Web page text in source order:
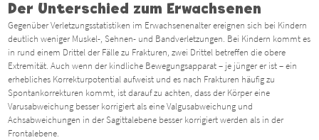
Der Unterschied zum Erwachsenen
Gegenüber Verletzungsstatistiken im Erwachsenenalter ereignen sich bei Kindern
deutlich weniger Muskel-, Sehnen- und Bandverletzungen. Bei Kindern kommt es
in rund einem Drittel der Fälle zu Frakturen, zwei Drittel betreffen die obere
Extremität. Auch wenn der kindliche Bewegungsapparat – je jünger er ist – ein
erhebliches Korrekturpotential aufweist und es nach Frakturen häufig zu
Spontankorrekturen kommt, ist darauf zu achten, dass der Körper eine
Varusabweichung besser korrigiert als eine Valgusabweichung und
Achsabweichungen in der Sagittalebene besser korrigiert werden als in der
Frontalebene.